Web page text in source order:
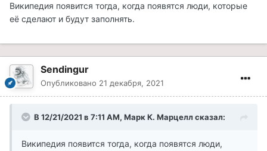
Википедия появится тогда, когда появятся люди, которые
её сделают и будут заполнять.
Sendingur
Опубликовано 21 декабря, 2021
В 12/21/2021 в 7:11 AM, Марк К. Марцелл сказал:
Википедия появится тогда, когда появятся люди,